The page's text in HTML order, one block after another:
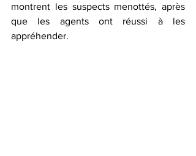
montrent les suspects menottés, après
que les agents ont réussi à les
appréhender.